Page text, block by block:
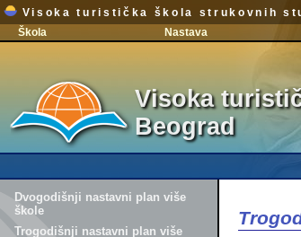
Visoka turistička škola strukovnih
Škola
Nastava
Visoka
Beograd
Dvogodišnji nastavni plan više
škole
Trogodišnji nastavni plan više